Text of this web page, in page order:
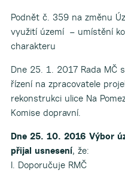
Podnět č. 359 na změnu
využití území – umístění
charakteru
Dne 25. 1. 2017 Rada MČ
řízení na zpracovatele
rekonstrukci ulice Na
Komise dopravní.
Dne 25. 10. 2016 Výbor
přijal usnesení, že:
I. Doporučuje RMČ